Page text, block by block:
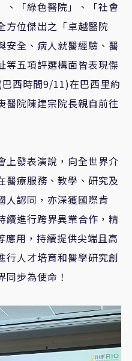
、「綠色醫院」、「社會
方位傑出之「卓越醫院
安全、病人就醫經驗、醫
等五項評選構面皆表現傑
巴西時間9/11)在巴西里約
醫院陳建宗院長親自前往
上發表演說，向全世界介
醫療服務、教學、研究及
人認同，亦深獲國際肯
續進行跨界異業合作，精
應用，持續提供尖端且高
行人才培育和醫學研究創
步為使命！